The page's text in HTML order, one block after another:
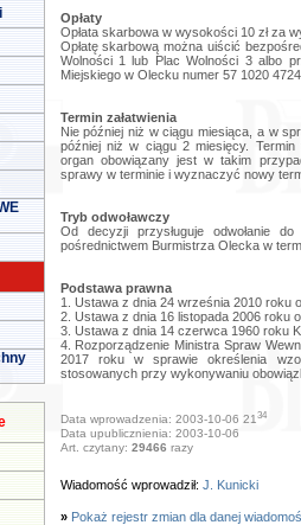
Opłaty
Opłata skarbowa w wysokości 10 zł za
Opłatę skarbową można uiścić
Wolności 1 lub Plac Wolności 3 albo
Miejskiego w Olecku numer 57 1020
Termin załatwienia
Nie później niż w ciągu miesiąca, a w
później niż w ciągu 2 miesięcy. Termin
organ obowiązany jest w takim
sprawy w terminie i wyznaczyć nowy
Tryb odwoławczy
Od decyzji przysługuje odwołanie
pośrednictwem Burmistrza Olecka w
Podstawa prawna
1. Ustawa z dnia 24 września 2010 roku
2. Ustawa z dnia 16 listopada 2006 roku o
3. Ustawa z dnia 14 czerwca 1960 roku
4. Rozporządzenie Ministra Spraw
2017 roku w sprawie określenia
stosowanych przy wykonywaniu
Data wprowadzenia: 2003-10-06 2134
Data upublicznienia: 2003-10-06
Art. czytany: 29466 razy
Wiadomość wprowadził: J. Kunicki
» Pokaż rejestr zmian dla danej